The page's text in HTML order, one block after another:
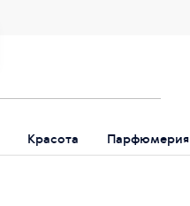
Красота Парфюмерия